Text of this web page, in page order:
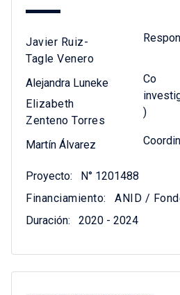
Javier Ruiz-
Tagle Venero
Alejandra Luneke
Elizabeth
Zenteno Torres
Co
)
Martín Álvarez
Proyecto:
N° 1201488
Financiamiento:
ANID /
Duración:
2020 - 2024